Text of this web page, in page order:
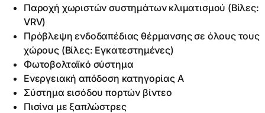
Παροχή χωριστών συστημάτων κλιματισμού (Βίλες:
VRV)
Πρόβλεψη ενδοδαπέδιας θέρμανσης σε όλους τους
χώρους (Βίλες: Εγκατεστημένες)
Φωτοβολταϊκό σύστημα
Ενεργειακή απόδοση κατηγορίας Α
Σύστημα εισόδου πορτών βίντεο
Πισίνα με ξαπλώστρες